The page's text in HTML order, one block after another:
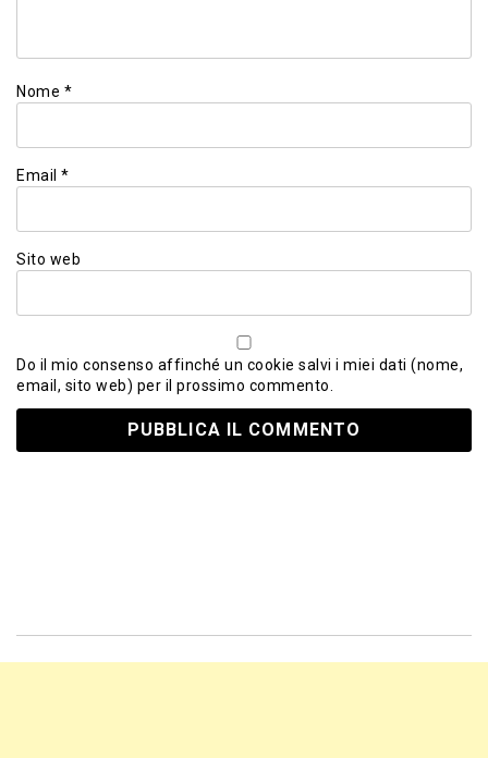
Nome *
Email *
Sito web
Do il mio consenso affinché un cookie salvi i miei dati (nome,
email, sito web) per il prossimo commento.